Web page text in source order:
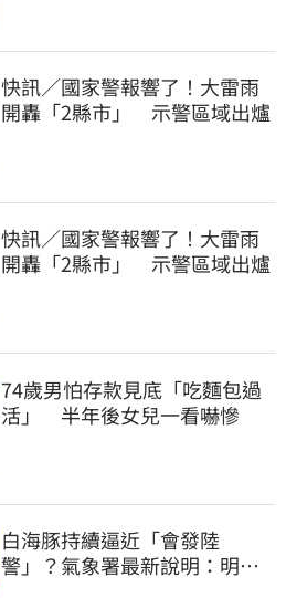
快訊／國家警報響了！大雷雨
開轟「2縣市」 示警區域出爐
快訊／國家警報響了！大雷雨
開轟「2縣市」 示警區域出爐
74歲男怕存款見底「吃麵包過
活」 半年後女兒一看嚇慘
白海豚持續逼近「會發陸
警」？氣象署最新說明：明天